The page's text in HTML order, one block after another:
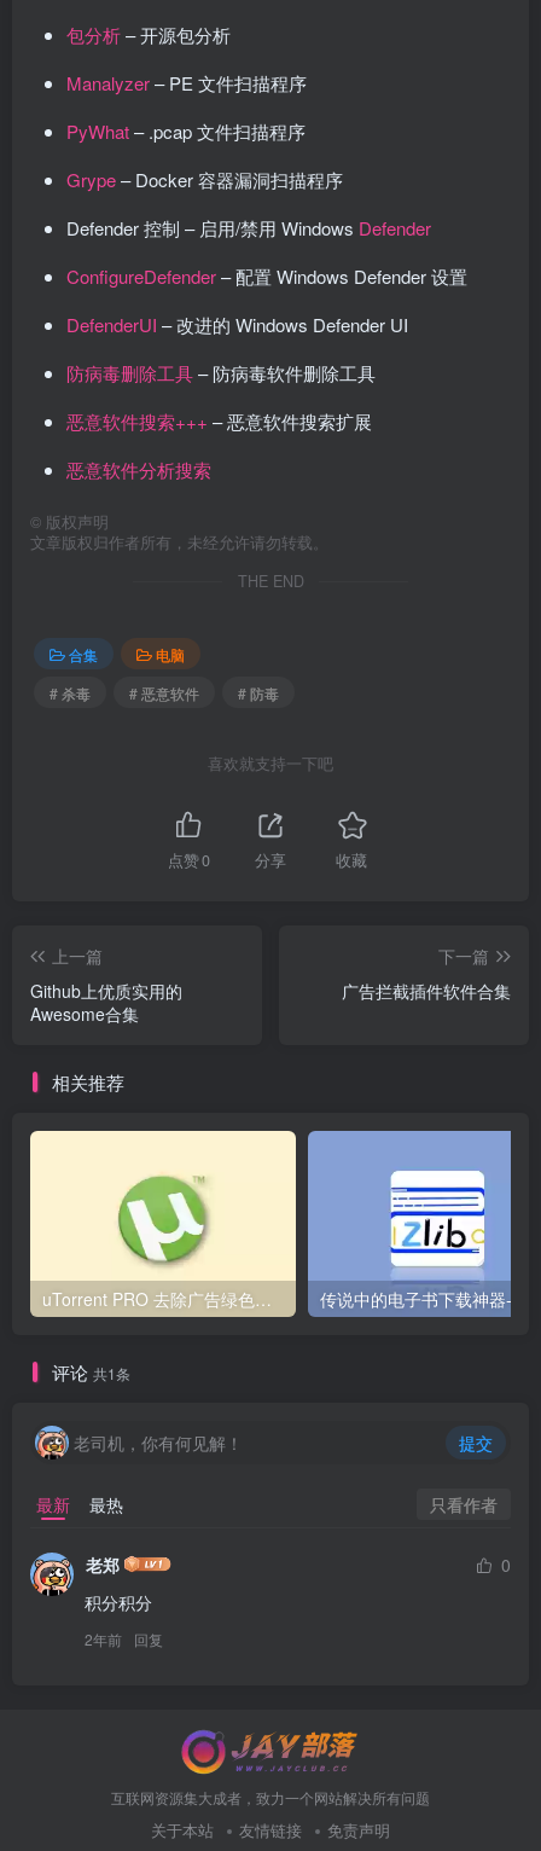
包分析– 开源包分析
Manalyzer– PE 文件扫描程序
PyWhat– .pcap 文件扫描程序
Grype– Docker 容器漏洞扫描程序
Defender 控制 – 启用/禁用 Windows Defender
ConfigureDefender– 配置 Windows Defender 设置
DefenderUI – 改进的 Windows Defender UI
防病毒删除工具– 防病毒软件删除工具
恶意软件搜索+++ – 恶意软件搜索扩展
恶意软件分析搜索
© 版权声明
文章版权归作者所有，未经允许请勿转载。
THE END
合集
电脑
# 杀毒
# 恶意软件 # 防毒
喜欢就支持一下吧
点赞0 分享 收藏
上一篇
Github上优质实用的
Awesome合集
下一篇
广告拦截插件软件合集
相关推荐
uTorrent PRO 去除广告绿色版-号称全球排名第一的BT下载客户端
评论 共1条
老司机，你有何见解！ 提交
最新 最热 只看作者
老郑
0
积分积分
2年前 回复
互联网资源集大成者，致力一个网站解决所有问题
关于本站 友情链接 免责声明